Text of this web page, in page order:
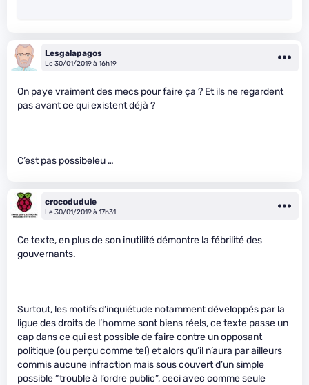
Lesgalapagos
Le 30/01/2019 à 16h19
On paye vraiment des mecs pour faire ça ? Et ils ne regardent
pas avant ce qui existent déjà ?
C’est pas possibeleu …
crocodudule
Le 30/01/2019 à 17h31
Ce texte, en plus de son inutilité démontre la fébrilité des
gouvernants.
Surtout, les motifs d’inquiétude notamment développés par la
ligue des droits de l’homme sont biens réels, ce texte passe un
cap dans ce qui est possible de faire contre un opposant
politique (ou perçu comme tel) et alors qu’il n’aura par ailleurs
commis aucune infraction mais sous couvert d’un simple
possible “trouble à l’ordre public”, ceci avec comme seule